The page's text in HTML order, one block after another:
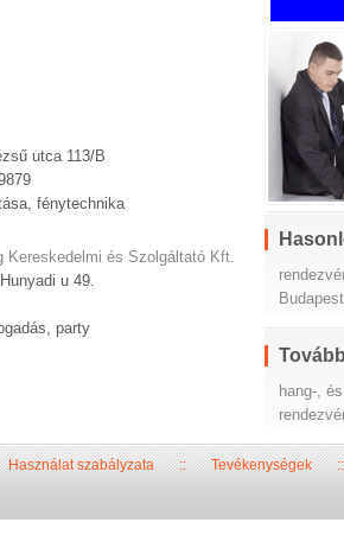
utca 113/B
fénytechnika
Kereskedelmi és Szolgáltató Kft.
u 49.
party
hang-,
Használat szabályzata::Tevékenységek